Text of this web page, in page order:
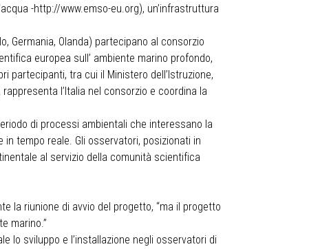
-http://www.emso-eu.org), un’infrastruttura
Germania, Olanda) partecipano al consorzio
europea sull’ ambiente marino profondo,
partecipanti, tra cui il Ministero dell’Istruzione,
rappresenta l’Italia nel consorzio e coordina la
di processi ambientali che interessano la
tempo reale. Gli osservatori, posizionati in
al servizio della comunità scientifica
la riunione di avvio del progetto, “ma il progetto
marino.”
lo sviluppo e l’installazione negli osservatori di